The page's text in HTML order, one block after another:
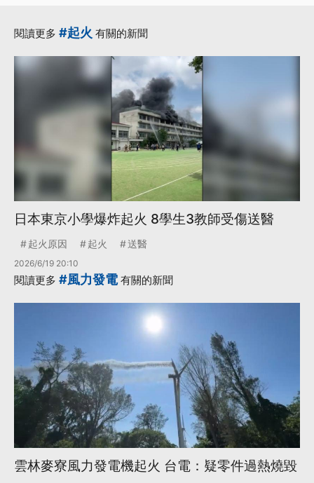
閱讀更多 #起火 有關的新聞
日本東京小學爆炸起火 8學生3教師受傷送醫
起火原因 起火 送醫
2026/6/19 20:10
閱讀更多 #風力發電有關的新聞
雲林麥寮風力發電機起火 台電：疑零件過熱燒毀